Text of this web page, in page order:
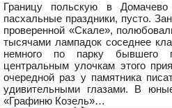
Границу польскую в
пасхальные праздники, пусто.
проверенной «Скале»,
тысячами лампадок соседнее
немного по парку бывшего
центральным улочкам этого
очередной раз у памятника
удивительными глазами. В
«Графиню Козель»…